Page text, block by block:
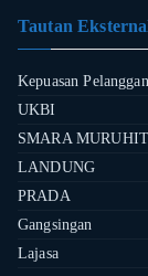
Tautan
Kepuasan Pelanggan
UKBI
SMARA
LANDUNG
PRADA
Gangsingan
Lajasa